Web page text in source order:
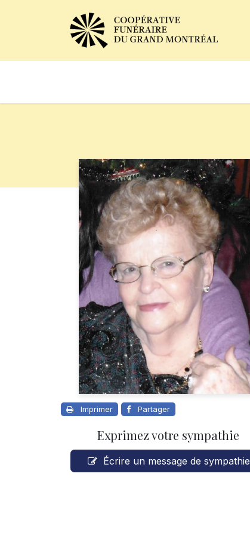
Imprimer Partager
Exprimez votre sympathie
Écrire un message de sympathie